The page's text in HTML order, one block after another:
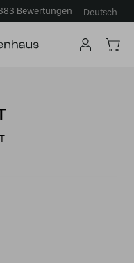
Bewertungen Deutsch